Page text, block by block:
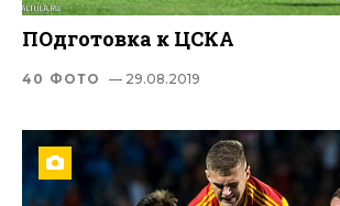
ПОдготовка к ЦСКА
40 ФОТО — 29.08.2019